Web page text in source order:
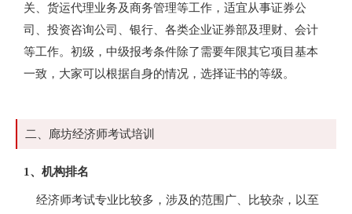
关、货运代理业务及商务管理等工作，适宜从事证券公
司、投资咨询公司、银行、各类企业证券部及理财、会计
等工作。初级，中级报考条件除了需要年限其它项目基本
一致，大家可以根据自身的情况，选择证书的等级。
二、廊坊经济师考试培训
1、机构排名
经济师考试专业比较多，涉及的范围广、比较杂，以至